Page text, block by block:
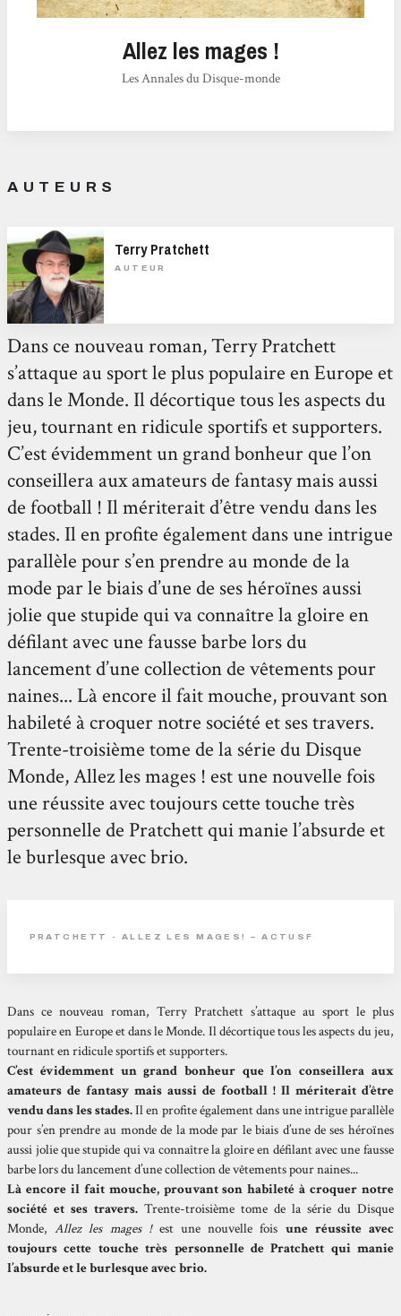
Allez les mages !
Les Annales du Disque-monde
AUTEURS
Terry Pratchett
AUTEUR
Dans ce nouveau roman, Terry Pratchett
s’attaque au sport le plus populaire en Europe et
dans le Monde. Il décortique tous les aspects du
jeu, tournant en ridicule sportifs et supporters.
C’est évidemment un grand bonheur que l’on
conseillera aux amateurs de fantasy mais aussi
de football ! Il mériterait d’être vendu dans les
stades. Il en profite également dans une intrigue
parallèle pour s’en prendre au monde de la
mode par le biais d’une de ses héroïnes aussi
jolie que stupide qui va connaître la gloire en
défilant avec une fausse barbe lors du
lancement d’une collection de vêtements pour
naines... Là encore il fait mouche, prouvant son
habileté à croquer notre société et ses travers.
Trente-troisième tome de la série du Disque
Monde, Allez les mages ! est une nouvelle fois
une réussite avec toujours cette touche très
personnelle de Pratchett qui manie l’absurde et
le burlesque avec brio.
PRATCHETT - ALLEZ LES MAGES! – ACTUSF
Dans ce nouveau roman, Terry Pratchett s’attaque au sport le plus
populaire en Europe et dans le Monde. Il décortique tous les aspects du jeu,
tournant en ridicule sportifs et supporters.
C’est évidemment un grand bonheur que l’on conseillera aux
amateurs de fantasy mais aussi de football ! Il mériterait d’être
vendu dans les stades.Il en profite également dans une intrigue parallèle
pour s’en prendre au monde de la mode par le biais d’une de ses héroïnes
aussi jolie que stupide qui va connaître la gloire en défilant avec une fausse
barbe lors du lancement d’une collection de vêtements pour naines...
Là encore il fait mouche, prouvant son habileté à croquer notre
société et ses travers. Trente-troisième tome de la série du Disque
Monde,Allez les mages ! est une nouvelle fois une réussite avec
toujours cette touche très personnelle de Pratchett qui manie
l’absurde et le burlesque avec brio.